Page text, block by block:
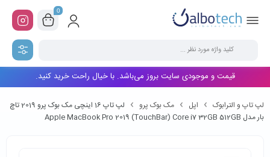
0
قیمت و موجودی سایت بروز می‌باشد. با خیال راحت خرید کنید.
لپ تاپ و الترابوک اپل مک بوک پرو
لپ تاپ 16 اینچی مک بوک پرو 2019 تاچ
بار مدل Apple MacBook Pro 2019 (TouchBar) Core i7 32GB 512GB